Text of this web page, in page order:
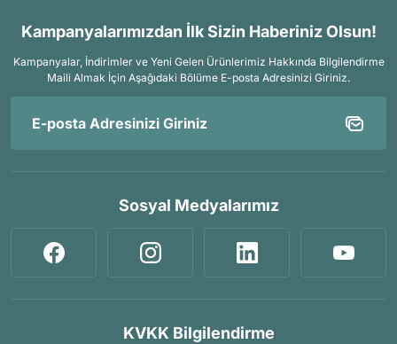
Kampanyalarımızdan İlk Sizin Haberiniz Olsun!
Kampanyalar, İndirimler ve Yeni Gelen Ürünlerimiz Hakkında Bilgilendirme
Maili Almak İçin Aşağıdaki Bölüme E-posta Adresinizi Giriniz.
Sosyal Medyalarımız
KVKK Bilgilendirme